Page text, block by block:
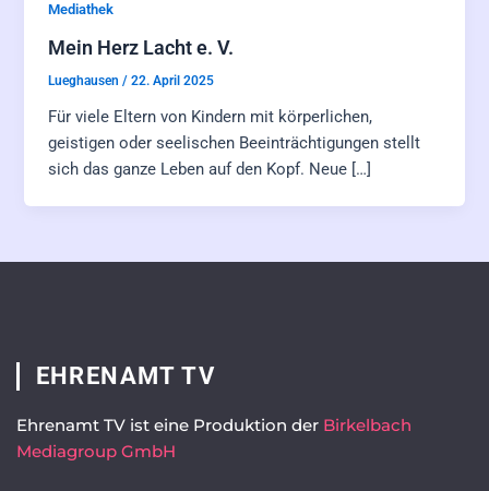
Mediathek
Mein Herz Lacht e. V.
Lueghausen/22. April 2025
Für viele Eltern von Kindern mit körperlichen,
geistigen oder seelischen Beeinträchtigungen stellt
sich das ganze Leben auf den Kopf. Neue […]
EHRENAMT TV
Ehrenamt TV ist eine Produktion der Birkelbach
Mediagroup GmbH